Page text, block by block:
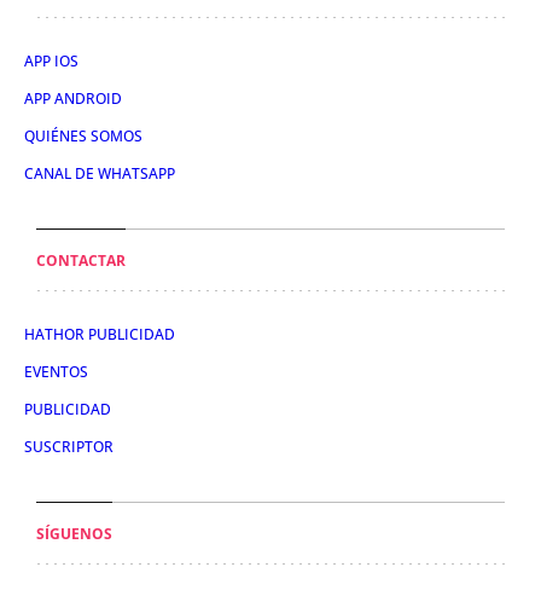
APP IOS
APP ANDROID
QUIÉNES SOMOS
CANAL DE WHATSAPP
CONTACTAR
HATHOR PUBLICIDAD
EVENTOS
PUBLICIDAD
SUSCRIPTOR
SÍGUENOS